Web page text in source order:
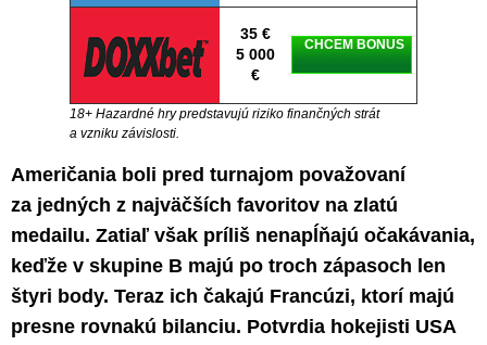
35 €
5 000
€
CHCEM BONUS
18+ Hazardné hry predstavujú riziko finančných strát
a vzniku závislosti.
Američania boli pred turnajom považovaní
za jedných z najväčších favoritov na zlatú
medailu. Zatiaľ však príliš nenapĺňajú očakávania,
keďže v skupine B majú po troch zápasoch len
štyri body. Teraz ich čakajú Francúzi, ktorí majú
presne rovnakú bilanciu. Potvrdia hokejisti USA